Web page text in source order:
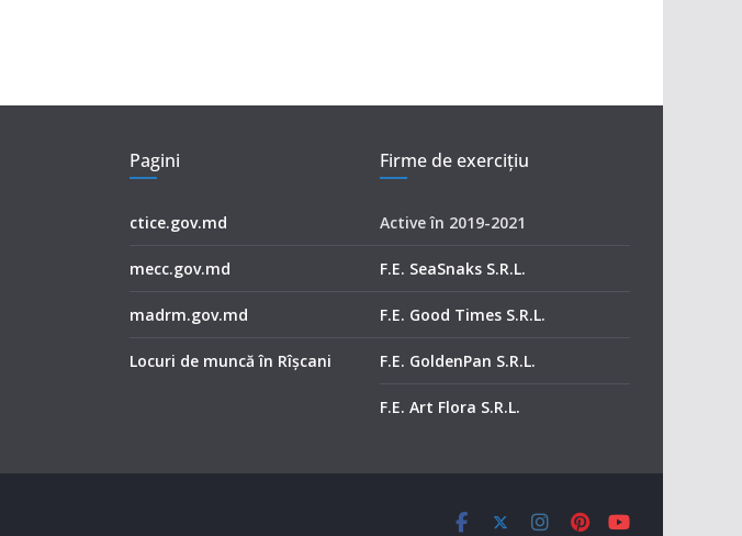
Pagini
ctice.gov.md
mecc.gov.md
madrm.gov.md
Locuri de muncă în Rîșcani
Firme de exerciţiu
Active în 2019-2021
F.E. SeaSnaks S.R.L.
F.E. Good Times S.R.L.
F.E. GoldenPan S.R.L.
F.E. Art Flora S.R.L.